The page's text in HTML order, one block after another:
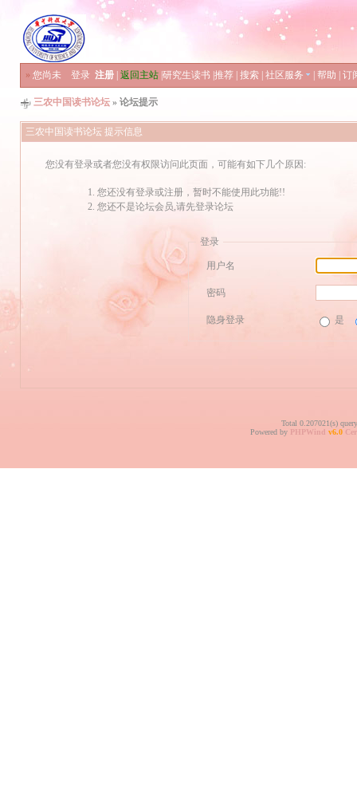
» 您尚未 登录 注册 返回主站 研究生读书 推荐 搜索 社区服务 帮助 订
三农中国读书论坛 » 论坛提示
三农中国读书论坛 提示信息
您没有登录或者您没有权限访问此页面，可能有如下几个原因:
您还没有登录或注册，暂时不能使用此功能!!
您还不是论坛会员,请先登录论坛
登录
用户名
密码
隐身登录 是
Total 0.207021(s)
Powered by PHPWind v6.0